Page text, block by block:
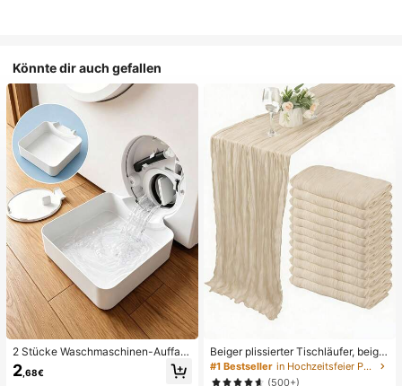
Könnte dir auch gefallen
2 Stücke Waschmaschinen-Auffan
gwanne Tropfschale, wasserdichte
Bodenschutzmatte für Waschraum,
2 ,68€
Beiger plissierter Tischläufer, beige
Tischdecke, Geburtstagsfeier-Zub
ehör, Geburtstagsdekoration, hellbr
#1 Bestseller
in Hochzeitsfeier Party-Tischdecke
(500+)